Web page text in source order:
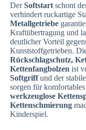
DerSoftstart schont
verhindert ruckartige
Metallgetriebe
Kraftübertragung und
deutlicher Vorteil
Kunststoffgetrieben.
Rückschlagschutz,
Kettenfangbolzen ist
Softgriffund der stabile
sorgen für
werkzeuglose
Kettenschmierung
Kinderspiel.